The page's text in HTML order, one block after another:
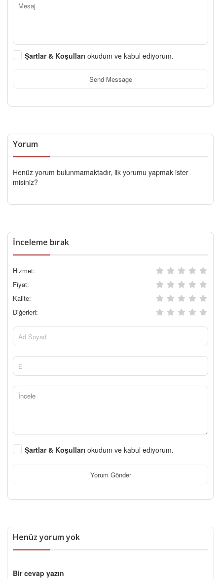
Şartlar & Koşulları okudum ve kabul ediyorum.
Send Message
Yorum
Henüz yorum bulunmamaktadır, ilk yorumu yapmak ister
misiniz?
İnceleme bırak
Hizmet:
Fiyat:
Kalite:
Diğerleri:
Şartlar & Koşulları okudum ve kabul ediyorum.
Yorum Gönder
Henüz yorum yok
Bir cevap yazın